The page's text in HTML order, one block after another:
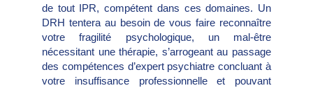
de tout IPR, compétent dans ces domaines. Un
DRH tentera au besoin de vous faire reconnaître
votre fragilité psychologique, un mal-être
nécessitant une thérapie, s’arrogeant au passage
des compétences d’expert psychiatre concluant à
votre insuffisance professionnelle et pouvant